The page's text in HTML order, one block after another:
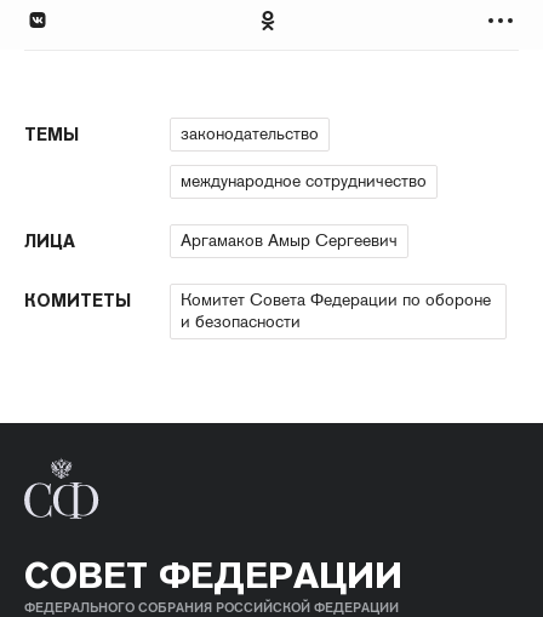
ТЕМЫ законодательство
международное сотрудничество
ЛИЦА Аргамаков Амыр Сергеевич
КОМИТЕТЫ
Комитет Совета Федерации по обороне
и безопасности
СОВЕТ ФЕДЕРАЦИИ
ФЕДЕРАЛЬНОГО СОБРАНИЯ РОССИЙСКОЙ ФЕДЕРАЦИИ